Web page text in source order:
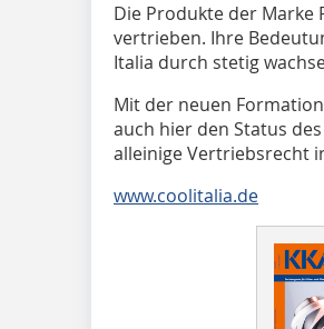
Die Produkte der Marke
vertrieben. Ihre
Italia durch stetig
Mit der neuen
auch hier den Status
alleinige Vertriebsrecht
www.coolitalia.de